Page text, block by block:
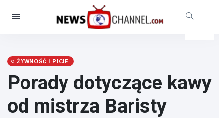
Kategorie
Opieka społeczna i zabawa
Kino i telewizja
(81)
Sport
(237)
ŻYWNOŚĆ I PICIE
Porady dotyczące kawy
od mistrza Baristy